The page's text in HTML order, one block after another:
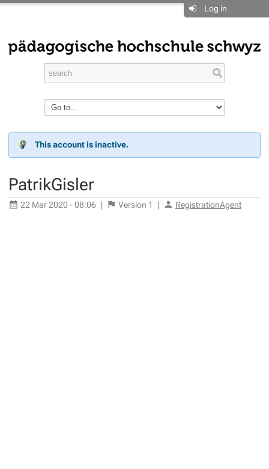
Log in
This account is inactive.
PatrikGisler
22 Mar 2020 - 08:06 | Version 1 | RegistrationAgent